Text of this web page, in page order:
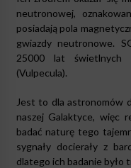
neutronowej,
posiadają pola
gwiazdy neutronowe.
25000 lat świetlnych
(Vulpecula).
Jest to dla astronomów
naszej Galaktyce, więc
badać naturę tego
sygnały docierały z
dlatego ich badanie było